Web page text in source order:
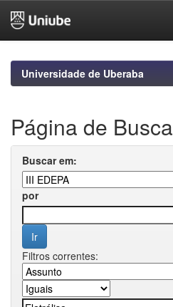
navigationUniversidade de Uberaba
Página de Busca
Buscar em:
por
Filtros correntes: